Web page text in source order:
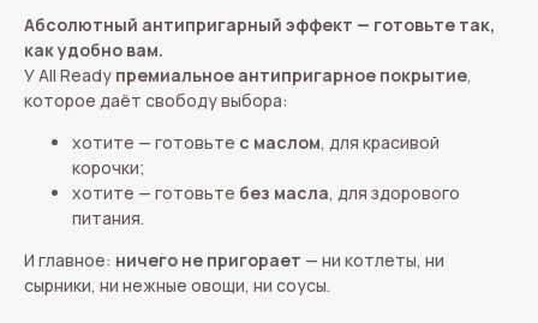
Абсолютный антипригарный эффект — готовьте так,
как удобно вам.
У All Ready премиальное антипригарное покрытие,
которое даёт свободу выбора:
хотите — готовьте с маслом, для красивой
корочки;
хотите — готовьте без масла, для здорового
питания.
И главное: ничего не пригорает — ни котлеты, ни
сырники, ни нежные овощи, ни соусы.